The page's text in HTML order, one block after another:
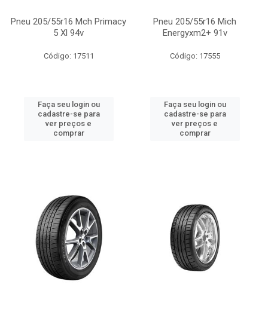
Pneu 205/55r16 Mch Primacy
5 Xl 94v
Código: 17511
Faça seu login ou
cadastre-se para
ver preços e
comprar
Pneu 205/55r16 Mich
Energyxm2+ 91v
Código: 17555
Faça seu login ou
cadastre-se para
ver preços e
comprar